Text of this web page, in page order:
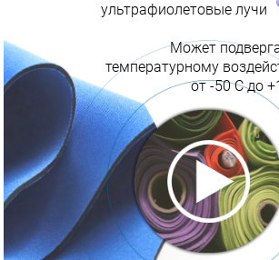
ультрафиолетовые лучи
Может
температурному
от -50 С до